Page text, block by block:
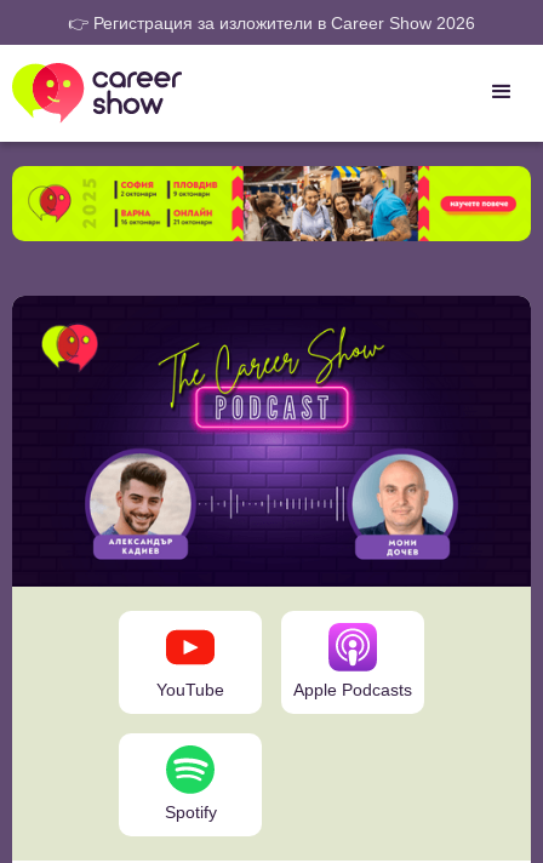
👉 Регистрация за изложители в Career Show 2026
YouTube Apple Podcasts
Spotify